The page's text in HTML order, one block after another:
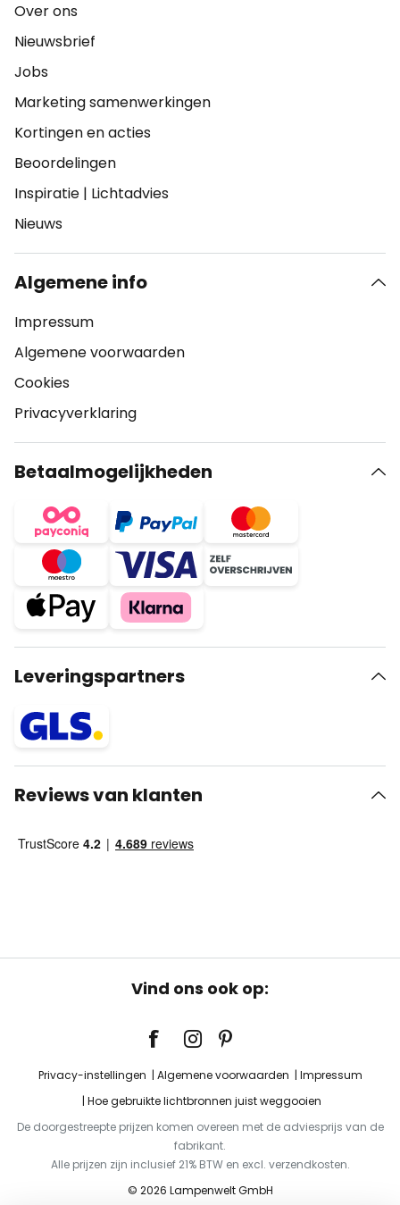
Over ons
Nieuwsbrief
Jobs
Marketing samenwerkingen
Kortingen en acties
Beoordelingen
Inspiratie | Lichtadvies
Nieuws
Algemene info
Impressum
Algemene voorwaarden
Cookies
Privacyverklaring
Betaalmogelijkheden
Leveringspartners
Reviews van klanten
Vind ons ook op:
Privacy-instellingen Algemene voorwaarden
Impressum
Hoe gebruikte lichtbronnen juist weggooien
De doorgestreepte prijzen komen overeen met de adviesprijs van de
fabrikant.
Alle prijzen zijn inclusief 21% BTW en excl. verzendkosten.
© 2026 Lampenwelt GmbH